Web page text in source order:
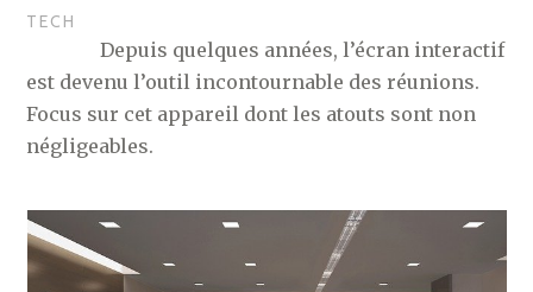
TECH
Depuis quelques années, l’écran interactif
est devenu l’outil incontournable des réunions.
Focus sur cet appareil dont les atouts sont non
négligeables.